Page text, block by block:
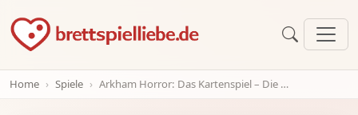
Home Spiele Arkham Horror: Das Kartenspiel – Die Labyrinthe des Irrsinns: Szenario-Pack